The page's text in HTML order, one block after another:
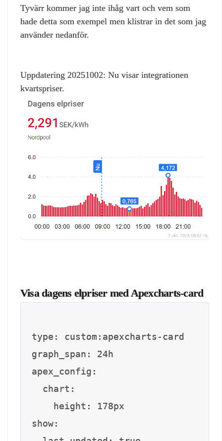
Tyvärr kommer jag inte ihåg vart och vem som
hade detta som exempel men klistrar in det som jag
använder nedanför.
Uppdatering 20251002: Nu visar integrationen
kvartspriser.
Visa dagens elpriser med Apexcharts‑card
type: custom:apexcharts-card
graph_span: 24h
apex_config:
show: